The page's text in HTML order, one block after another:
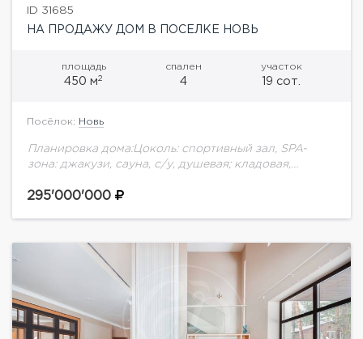
ID 31685
НА ПРОДАЖУ ДОМ В ПОСЕЛКЕ НОВЬ
площадь
450 м2
спален
4
участок
19 сот.
Посёлок: Новь
Планировка дома:Цоколь: спортивный зал, SPA-
зона: джакузи, сауна, с/у, душевая; кладовая,
камином и выходом на террасу, кабинет, гостевой с/
295'000'000